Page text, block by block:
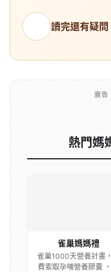
讀完還有疑
廣
熱門媽
雀巢媽媽禮
雀巢1000天營養計畫
費索取孕哺營養膠囊